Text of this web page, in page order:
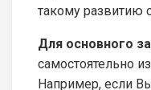
такому развитию
Для основного
самостоятельно
Например, если